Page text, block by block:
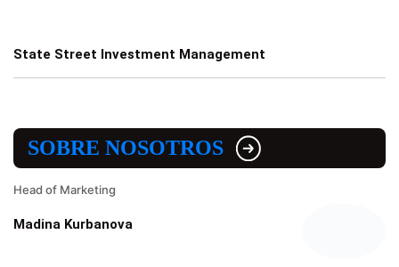
State Street Investment Management
SOBRE NOSOTROS
Head of Marketing
Madina Kurbanova